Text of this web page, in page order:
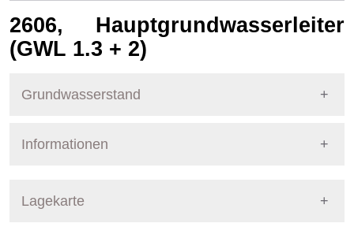
2606, Hauptgrundwasserleiter
(GWL 1.3 + 2)
Grundwasserstand
Informationen
Nummer
Lagekarte